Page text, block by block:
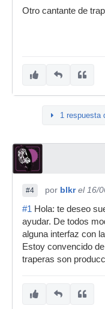
Otro cantante de
1 respuesta
#4 por blkr el 16/
#1 Hola: te deseo
ayudar. De todos
alguna interfaz con
Estoy convencido
traperas son